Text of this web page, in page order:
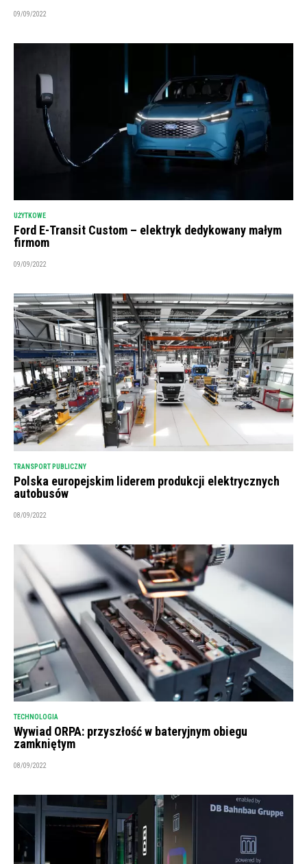
09/09/2022
UŻYTKOWE
Ford E-Transit Custom – elektryk dedykowany małym
firmom
09/09/2022
TRANSPORT PUBLICZNY
Polska europejskim liderem produkcji elektrycznych
autobusów
08/09/2022
TECHNOLOGIA
Wywiad ORPA: przyszłość w bateryjnym obiegu
zamkniętym
08/09/2022